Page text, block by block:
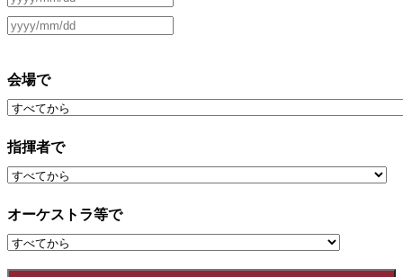
会場で
指揮者で
オーケストラ等で